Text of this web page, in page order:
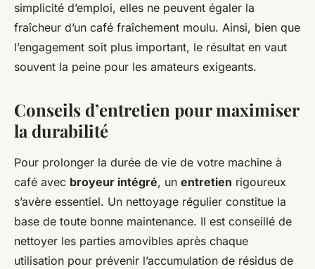
simplicité d’emploi, elles ne peuvent égaler la
fraîcheur d’un café fraîchement moulu. Ainsi, bien que
l’engagement soit plus important, le résultat en vaut
souvent la peine pour les amateurs exigeants.
Conseils d’entretien pour maximiser
la durabilité
Pour prolonger la durée de vie de votre machine à
café avec broyeur intégré, un entretien rigoureux
s’avère essentiel. Un nettoyage régulier constitue la
base de toute bonne maintenance. Il est conseillé de
nettoyer les parties amovibles après chaque
utilisation pour prévenir l’accumulation de résidus de